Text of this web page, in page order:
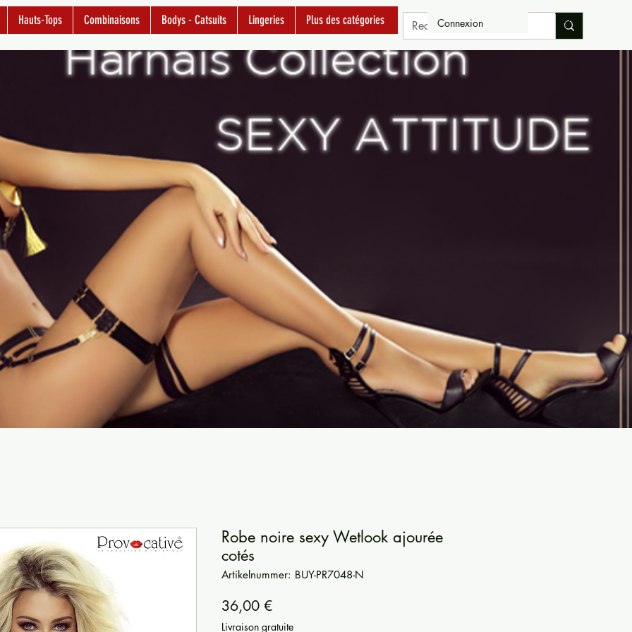
Hauts-Tops Combinaisons Bodys - Catsuits Lingeries Plus des catégories Connexion
Robe noire sexy Wetlook ajourée
cotés
Artikelnummer: BUY-PR7048-N
36,00 €Preis
Livraison gratuite